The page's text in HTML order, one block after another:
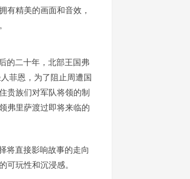
有精美的画面和音效，
的二十年，北部王国弗
菲恩，为了阻止周遭国
贵族们对军队将领的制
弗里萨渡过即将来临的
将直接影响故事的走向
可玩性和沉浸感。